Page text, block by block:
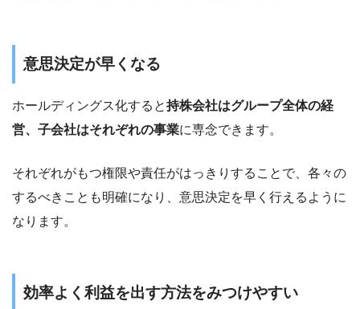
意思決定が早くなる
ホールディングス化すると持株会社はグループ全体の経
営、子会社はそれぞれの事業に専念できます。
それぞれがもつ権限や責任がはっきりすることで、各々の
するべきことも明確になり、意思決定を早く行えるように
なります。
効率よく利益を出す方法をみつけやすい